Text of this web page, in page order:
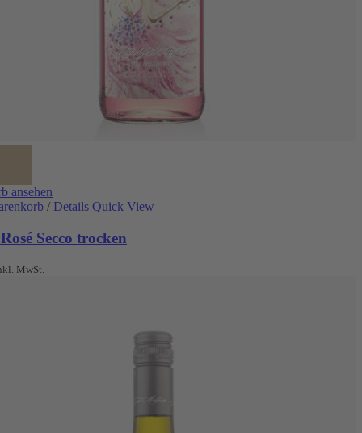
ansehen
/ Details Quick View
Secco trocken
MwSt.